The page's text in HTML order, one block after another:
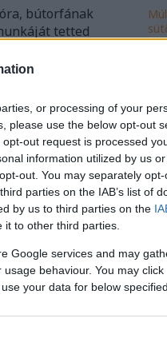
or processing of your
please use the below opt-out
out request is processed
information utilized by us
out. You may separately
parties on the IAB’s list of
by us to third parties on the
to other third parties.
Google services and may
behaviour. You may
your data for below
bútorfának
tetted
költség. Aztán
évig tolják
tönkretett
beruházás
Ezt hívják
Szólj hozzá!
nagy istván
borsi vera